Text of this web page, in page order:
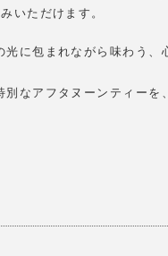
いただけます。
光に包まれながら味わう、
別なアフタヌーンティーを